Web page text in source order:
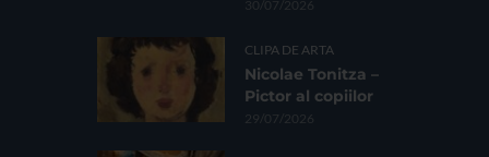
30/07/2026
CLIPA DE ARTA
Nicolae Tonitza –
Pictor al copiilor
29/07/2026